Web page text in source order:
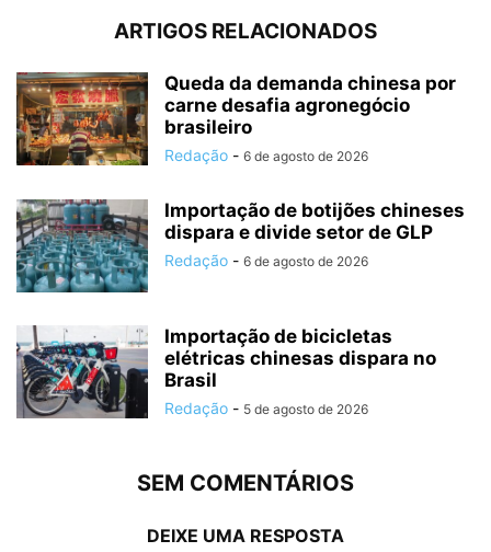
ARTIGOS RELACIONADOS
Queda da demanda chinesa por
carne desafia agronegócio
brasileiro
Redação - 6 de agosto de 2026
Importação de botijões chineses
dispara e divide setor de GLP
Redação - 6 de agosto de 2026
Importação de bicicletas
elétricas chinesas dispara no
Brasil
Redação - 5 de agosto de 2026
SEM COMENTÁRIOS
DEIXE UMA RESPOSTA